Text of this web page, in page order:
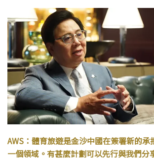
AWS：體育旅遊是金沙中國在簽署新的
一個領域。有甚麼計劃可以先行與我們分